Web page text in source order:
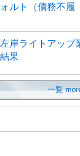
ルト（債務不履
岸ライトアップ
果
一覧